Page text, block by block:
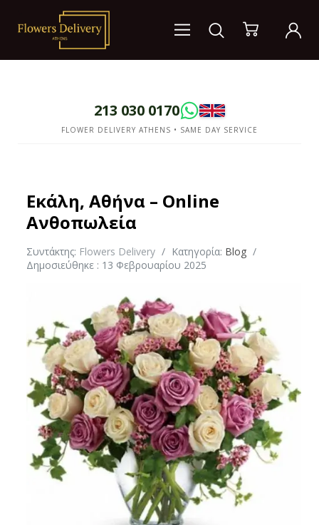
213 030 0170
FLOWER DELIVERY ATHENS • SAME DAY SERVICE
Εκάλη, Αθήνα – Online
Ανθοπωλεία
Συντάκτης: Flowers Delivery Κατηγορία: Blog
Δημοσιεύθηκε : 13 Φεβρουαρίου 2025